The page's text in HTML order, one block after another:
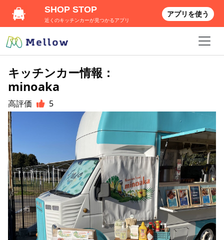
キッチンカー情報：
minoaka
高評価 5
SHOP STOP
近くのキッチンカーが見つかるアプリ
アプリを使う